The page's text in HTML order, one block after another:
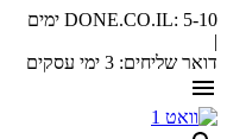
DONE.CO.IL: 5-10 ימים
|
דואר שליחים: 3 ימי עסקים